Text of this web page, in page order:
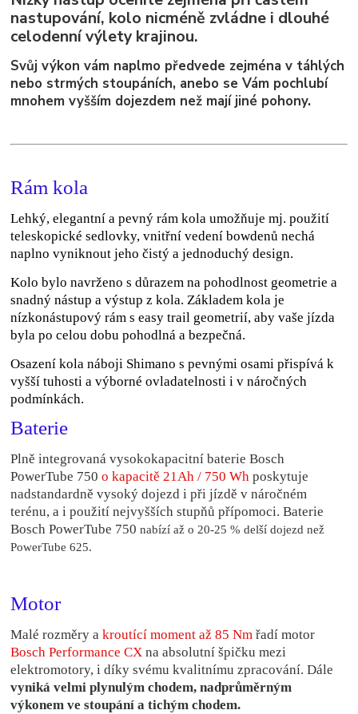
nastupování, kolo nicméně zvládne i dlouhé
celodenní výlety krajinou.
Svůj výkon vám naplmo předvede zejména v táhlých
nebo strmých stoupáních, anebo se Vám pochlubí
mnohem vyšším dojezdem než mají jiné pohony.
Rám kola
Lehký, elegantní a pevný rám kola umožňuje mj. použití
teleskopické sedlovky, vnitřní vedení bowdenů nechá
naplno vyniknout jeho čistý a jednoduchý design.
Kolo bylo navrženo s důrazem na pohodlnost geometrie a
snadný nástup a výstup z kola. Základem kola je
nízkonástupový rám s easy trail geometrií, aby vaše jízda
byla po celou dobu pohodlná a bezpečná.
Osazení kola náboji Shimano s pevnými osami přispívá k
vyšší tuhosti a výborné ovladatelnosti i v náročných
podmínkách.
Baterie
Plně integrovaná vysokokapacitní baterie Bosch
PowerTube 750o kapacitě 21Ah / 750 Wh poskytuje
nadstandardně vysoký dojezd i při jízdě v náročném
terénu, a i použití nejvyšších stupňů přípomoci. Baterie
Bosch PowerTube 750nabízí až o 20-25 % delší dojezd než
PowerTube 625.
Motor
Malé rozměry akroutící moment až 85 Nm řadí motor
Bosch Performance CX na absolutní špičku mezi
elektromotory, idíky svému kvalitnímu zpracování. Dále
vyniká velmi plynulým chodem, nadprůměrným
výkonem ve stoupání a tichým chodem.